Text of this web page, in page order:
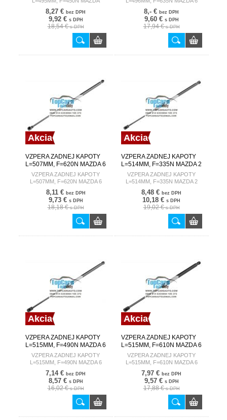
PREMACY 99-05;5 05-10
8,27 € bez DPH
9,92 € s DPH
18,54 €s DPH
GH 07-13 /LIFTBACK/
8,- € bez DPH
9,60 € s DPH
17,94 €s DPH
Akcia
VZPERA ZADNEJ KAPOTY
L=507MM, F=620N MAZDA 6
12- /COMBI/
VZPERA ZADNEJ KAPOTY
L=507MM, F=620N MAZDA 6
12- /COMBI/
8,11 € bez DPH
9,73 € s DPH
18,18 €s DPH
Akcia
VZPERA ZADNEJ KAPOTY
L=514MM, F=335N MAZDA 2
07-15
VZPERA ZADNEJ KAPOTY
L=514MM, F=335N MAZDA 2
07-15
8,48 € bez DPH
10,18 € s DPH
19,02 €s DPH
Akcia
VZPERA ZADNEJ KAPOTY
L=515MM, F=490N MAZDA 6
02-07 /COMBI/
VZPERA ZADNEJ KAPOTY
L=515MM, F=490N MAZDA 6
02-07 /COMBI/
7,14 € bez DPH
8,57 € s DPH
16,02 €s DPH
Akcia
VZPERA ZADNEJ KAPOTY
L=515MM, F=610N MAZDA 6
GH 07-13 /COMBI/
VZPERA ZADNEJ KAPOTY
L=515MM, F=610N MAZDA 6
GH 07-13 /COMBI/
7,97 € bez DPH
9,57 € s DPH
17,88 €s DPH